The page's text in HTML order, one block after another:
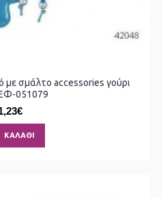
με σμάλτο accessories γούρι
051079
ΚΑΛΆΘΙ